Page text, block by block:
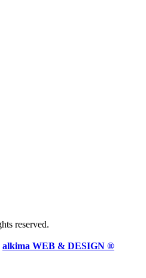
reserved.
alkima WEB & DESIGN ®